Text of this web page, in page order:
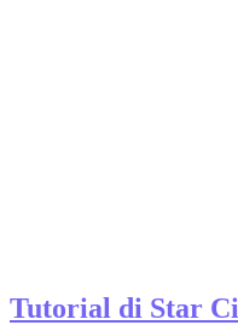
Tutorial di Star